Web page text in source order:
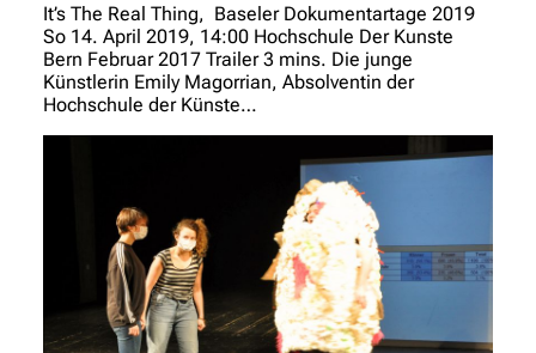
It’s The Real Thing, Baseler Dokumentartage 2019
So 14. April 2019, 14:00 Hochschule Der Kunste
Bern Februar 2017 Trailer 3 mins. Die junge
Künstlerin Emily Magorrian, Absolventin der
Hochschule der Künste…